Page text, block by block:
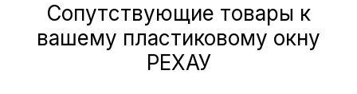
Сопутствующие товары к
вашему пластиковому окну
РЕХАУ